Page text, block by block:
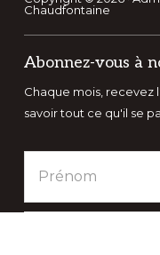
Chaudfontaine
Abonnez-vous à
Chaque mois,
savoir tout ce qu'il se